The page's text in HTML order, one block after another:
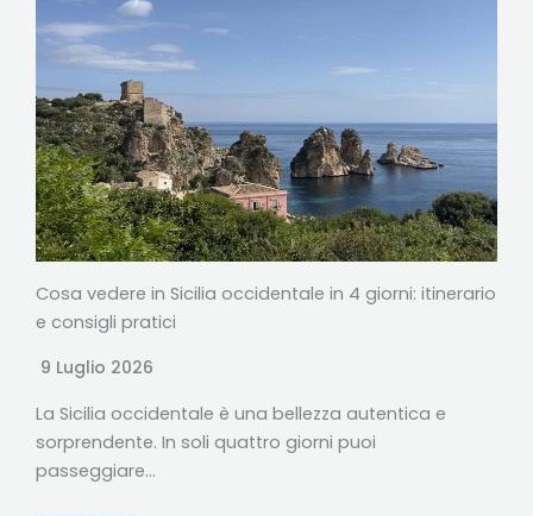
Cosa vedere in Sicilia occidentale in 4 giorni: itinerario
e consigli pratici
9 Luglio 2026
La Sicilia occidentale è una bellezza autentica e
sorprendente. In soli quattro giorni puoi
passeggiare…